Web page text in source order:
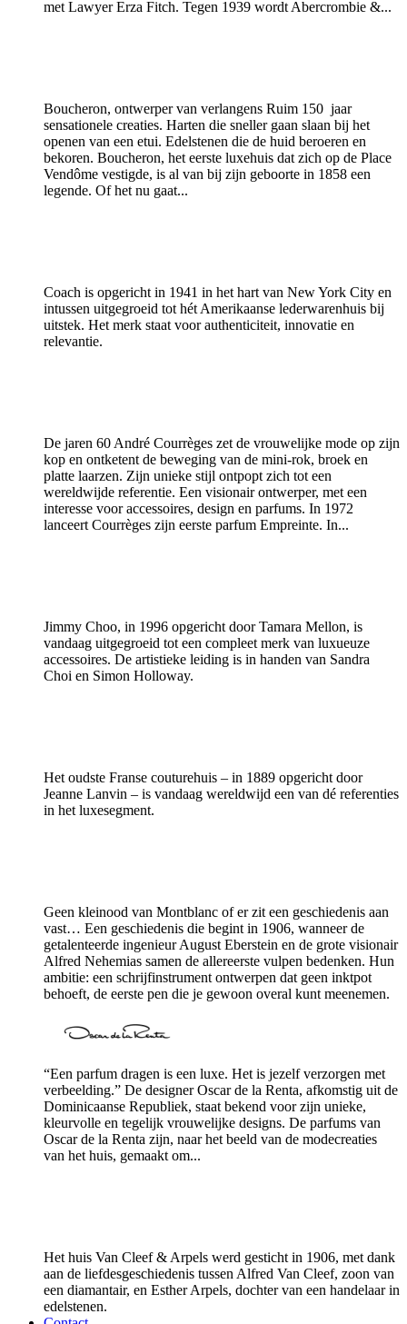
met Lawyer Erza Fitch. Tegen 1939 wordt Abercrombie &...
Boucheron, ontwerper van verlangens Ruim 150 jaar
sensationele creaties. Harten die sneller gaan slaan bij het
openen van een etui. Edelstenen die de huid beroeren en
bekoren. Boucheron, het eerste luxehuis dat zich op de Place
Vendôme vestigde, is al van bij zijn geboorte in 1858 een
legende. Of het nu gaat...
Coach is opgericht in 1941 in het hart van New York City en
intussen uitgegroeid tot hét Amerikaanse lederwarenhuis bij
uitstek. Het merk staat voor authenticiteit, innovatie en
relevantie.
De jaren 60 André Courrèges zet de vrouwelijke mode op zijn
kop en ontketent de beweging van de mini-rok, broek en
platte laarzen. Zijn unieke stijl ontpopt zich tot een
wereldwijde referentie. Een visionair ontwerper, met een
interesse voor accessoires, design en parfums. In 1972
lanceert Courrèges zijn eerste parfum Empreinte. In...
Jimmy Choo, in 1996 opgericht door Tamara Mellon, is
vandaag uitgegroeid tot een compleet merk van luxueuze
accessoires. De artistieke leiding is in handen van Sandra
Choi en Simon Holloway.
Het oudste Franse couturehuis – in 1889 opgericht door
Jeanne Lanvin – is vandaag wereldwijd een van dé referenties
in het luxesegment.
Geen kleinood van Montblanc of er zit een geschiedenis aan
vast… Een geschiedenis die begint in 1906, wanneer de
getalenteerde ingenieur August Eberstein en de grote visionair
Alfred Nehemias samen de allereerste vulpen bedenken. Hun
ambitie: een schrijfinstrument ontwerpen dat geen inktpot
behoeft, de eerste pen die je gewoon overal kunt meenemen.
“Een parfum dragen is een luxe. Het is jezelf verzorgen met
verbeelding.” De designer Oscar de la Renta, afkomstig uit de
Dominicaanse Republiek, staat bekend voor zijn unieke,
kleurvolle en tegelijk vrouwelijke designs. De parfums van
Oscar de la Renta zijn, naar het beeld van de modecreaties
van het huis, gemaakt om...
Het huis Van Cleef & Arpels werd gesticht in 1906, met dank
aan de liefdesgeschiedenis tussen Alfred Van Cleef, zoon van
een diamantair, en Esther Arpels, dochter van een handelaar in
edelstenen.